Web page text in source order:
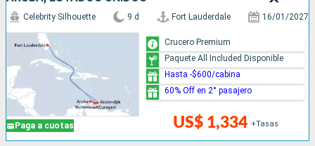
Paga a cuotas
Celebrity Silhouette 9 d Fort Lauderdale 16/01/2027
US$ 1,334 +Tasas
Crucero Premium
Paquete All Included Disponible
Hasta -$600/cabina
60% Off en 2° pasajero